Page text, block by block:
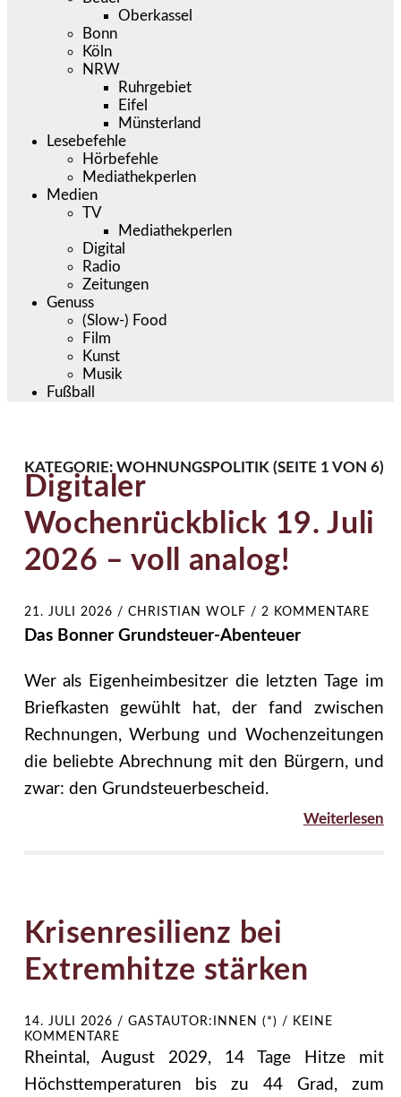
Oberkassel
Bonn
Köln
NRW
Ruhrgebiet
Eifel
Münsterland
Lesebefehle
Hörbefehle
Mediathekperlen
Medien
TV
Mediathekperlen
Digital
Radio
Zeitungen
Genuss
(Slow-) Food
Film
Kunst
Musik
Fußball
KATEGORIE: WOHNUNGSPOLITIK (SEITE 1 VON 6)
Digitaler
Wochenrückblick 19. Juli
2026 – voll analog!
21. JULI 2026 / CHRISTIAN WOLF / 2 KOMMENTARE
Das Bonner Grundsteuer-Abenteuer
Wer als Eigenheimbesitzer die letzten Tage im
Briefkasten gewühlt hat, der fand zwischen
Rechnungen, Werbung und Wochenzeitungen
die beliebte Abrechnung mit den Bürgern, und
zwar: den Grundsteuerbescheid.
Weiterlesen
Krisenresilienz bei
Extremhitze stärken
14. JULI 2026 / GASTAUTOR:INNEN (*) /
KEINE
KOMMENTARE
Rheintal, August 2029, 14 Tage Hitze mit
Höchsttemperaturen bis zu 44 Grad, zum